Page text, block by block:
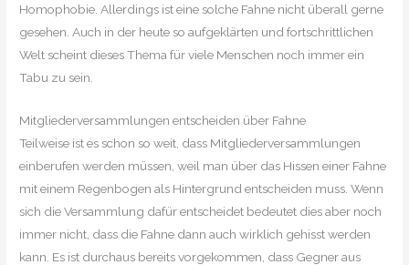
Homophobie. Allerdings ist eine solche Fahne nicht überall gerne
gesehen. Auch in der heute so aufgeklärten und fortschrittlichen
Welt scheint dieses Thema für viele Menschen noch immer ein
Tabu zu sein.
Mitgliederversammlungen entscheiden über Fahne
Teilweise ist es schon so weit, dass Mitgliederversammlungen
einberufen werden müssen, weil man über das Hissen einer Fahne
mit einem Regenbogen als Hintergrund entscheiden muss. Wenn
sich die Versammlung dafür entscheidet bedeutet dies aber noch
immer nicht, dass die Fahne dann auch wirklich gehisst werden
kann. Es ist durchaus bereits vorgekommen, dass Gegner aus